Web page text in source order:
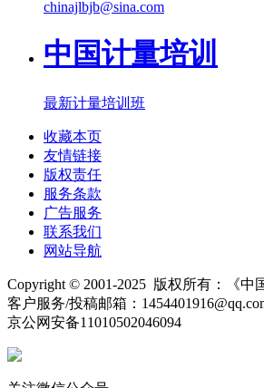
chinajlbjb@sina.com
中国计量培训
最新计量培训班
收藏本页
友情链接
版权责任
服务条款
广告服务
联系我们
网站导航
Copyright © 2001-2025 版权所有：《中
客户服务/投稿邮箱：
京公网安备11010502046094